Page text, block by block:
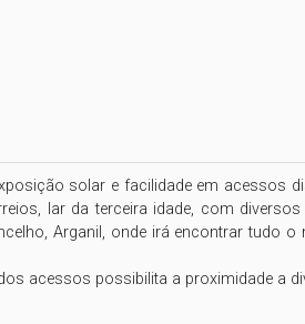
solar e facilidade em acessos
lar da terceira idade, com
Arganil, onde irá encontrar tudo
acessos possibilita a proximidade a